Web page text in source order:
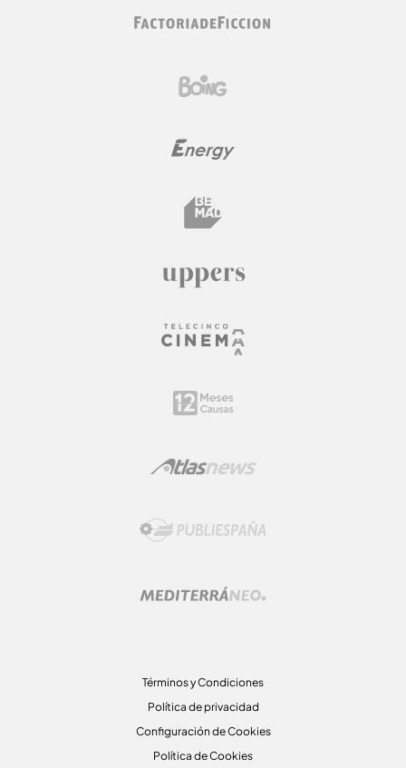
Términos y Condiciones
Política de privacidad
Configuración de Cookies
Política de Cookies